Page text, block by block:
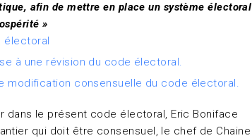
afin de mettre en place un système électoral
»
électoral
à une révision du code électoral.
modification consensuelle du code électoral.
dans le présent code électoral, Eric Boniface
qui doit être consensuel, le chef de Chaine